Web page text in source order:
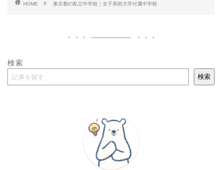
HOME 東京都の私立中学校｜女子美術大学付属中学校
検索
検索